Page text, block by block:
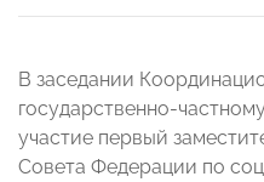
В заседании
государственно-
участие первый
Совета Федерации по